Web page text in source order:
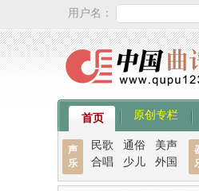
用户名：
首页 原创专栏
声
乐
民歌 通俗
美声
合唱
少儿 外国